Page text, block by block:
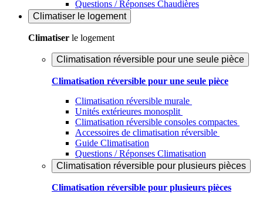
Questions / Réponses Chaudières
Climatiser le logement
Climatiser le logement
Climatisation réversible pour une seule pièce
Climatisation réversible pour une seule pièce
Climatisation réversible murale
Unités extérieures monosplit
Climatisation réversible consoles compactes
Accessoires de climatisation réversible
Guide Climatisation
Questions / Réponses Climatisation
Climatisation réversible pour plusieurs pièces
Climatisation réversible pour plusieurs pièces